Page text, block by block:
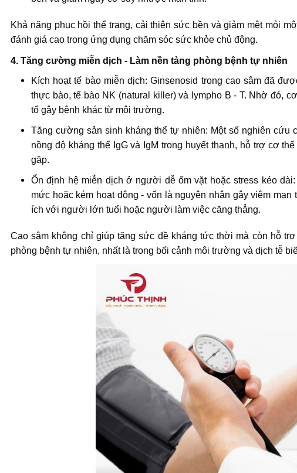
Khả năng phục hồi thể trạng, cải thiện sức bền và giảm mệt mỏi
đánh giá cao trong ứng dụng chăm sóc sức khỏe chủ động.
4. Tăng cường miễn dịch - Làm nền tảng phòng bệnh tự nhiên
Kích hoạt tế bào miễn dịch: Ginsenosid trong cao sâm đã
thực bào, tế bào NK (natural killer) và lympho B - T. Nhờ đó,
tố gây bệnh khác từ môi trường.
Tăng cường sản sinh kháng thể tự nhiên: Một số nghiên cứu
nồng độ kháng thể IgG và IgM trong huyết thanh, hỗ trợ cơ
gặp.
Ổn định hệ miễn dịch ở người dễ ốm vặt hoặc stress kéo
mức hoặc kém hoạt động - vốn là nguyên nhân gây viêm
ích với người lớn tuổi hoặc người làm việc căng thẳng.
Cao sâm không chỉ giúp tăng sức đề kháng tức thời mà còn hỗ
phòng bệnh tự nhiên, nhất là trong bối cảnh môi trường và dịch tễ